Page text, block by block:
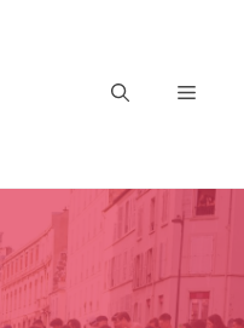
Menu